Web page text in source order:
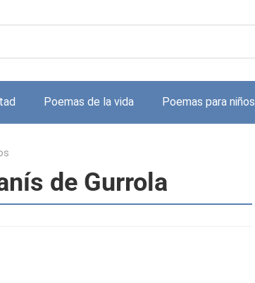
Poemas de la vida Poemas para niños
de Gurrola